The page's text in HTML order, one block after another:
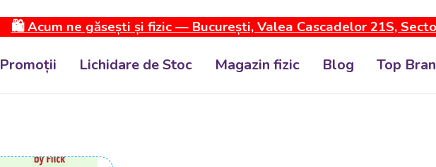
🛍️ Acum ne găsești și fizic — București, Valea Cascadelor 21S,
Promoții Lichidare de Stoc Magazin fizic Blog Top